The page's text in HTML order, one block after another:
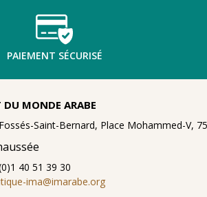
PAIEMENT SÉCURISÉ
MONDE ARABE
Saint-Bernard, Place Mohammed-V,
40 51 39 30
ima@imarabe.org